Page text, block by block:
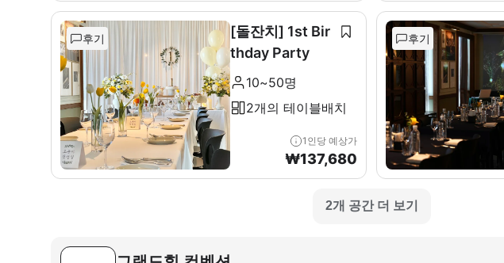
후기
[돌잔치] 1st Bir
thday Party
10~50명
2개의 테이블배치
1인당 예상가
₩137,680
후기
2개 공간 더 보기